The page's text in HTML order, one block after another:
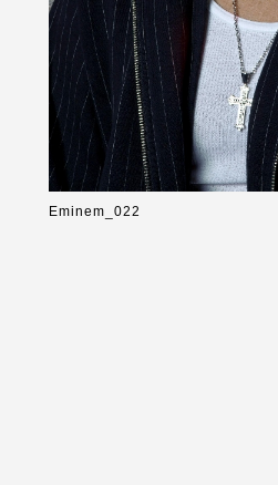
Eminem_022